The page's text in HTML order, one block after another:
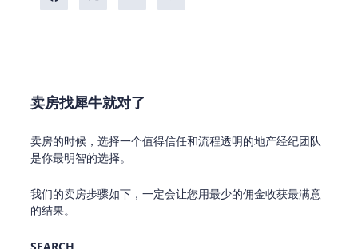
卖房找犀牛就对了
卖房的时候，选择一个值得信任和流程透明的地产经纪团队
是你最明智的选择。
我们的卖房步骤如下，一定会让您用最少的佣金收获最满意
的结果。